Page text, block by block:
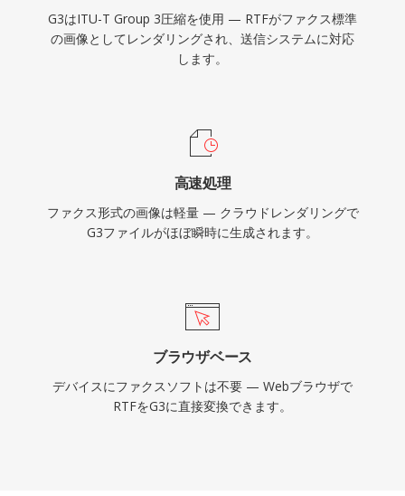
G3はITU-T Group 3圧縮を使用 — RTFがファクス標準
の画像としてレンダリングされ、送信システムに対応
します。
高速処理
ファクス形式の画像は軽量 — クラウドレンダリングで
G3ファイルがほぼ瞬時に生成されます。
ブラウザベース
デバイスにファクスソフトは不要 — Webブラウザで
RTFをG3に直接変換できます。